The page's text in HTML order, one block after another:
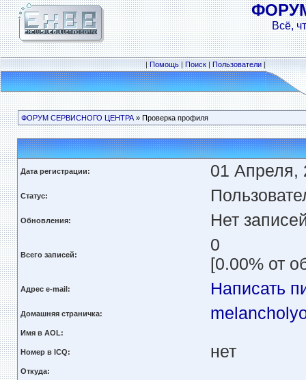
Всё,
|Помощь|Поиск|Пользователи|
ФОРУМ СЕРВИСНОГО ЦЕНТРА» Проверка профиля
Дата регистрации: 01 Апреля,
Статус:
Обновления: Нет
Всего записей:
0
[0.00% от
Адрес e-mail: Написать
Домашняя страничка:
Имя в AOL:
Номер в ICQ: нет
Откуда: